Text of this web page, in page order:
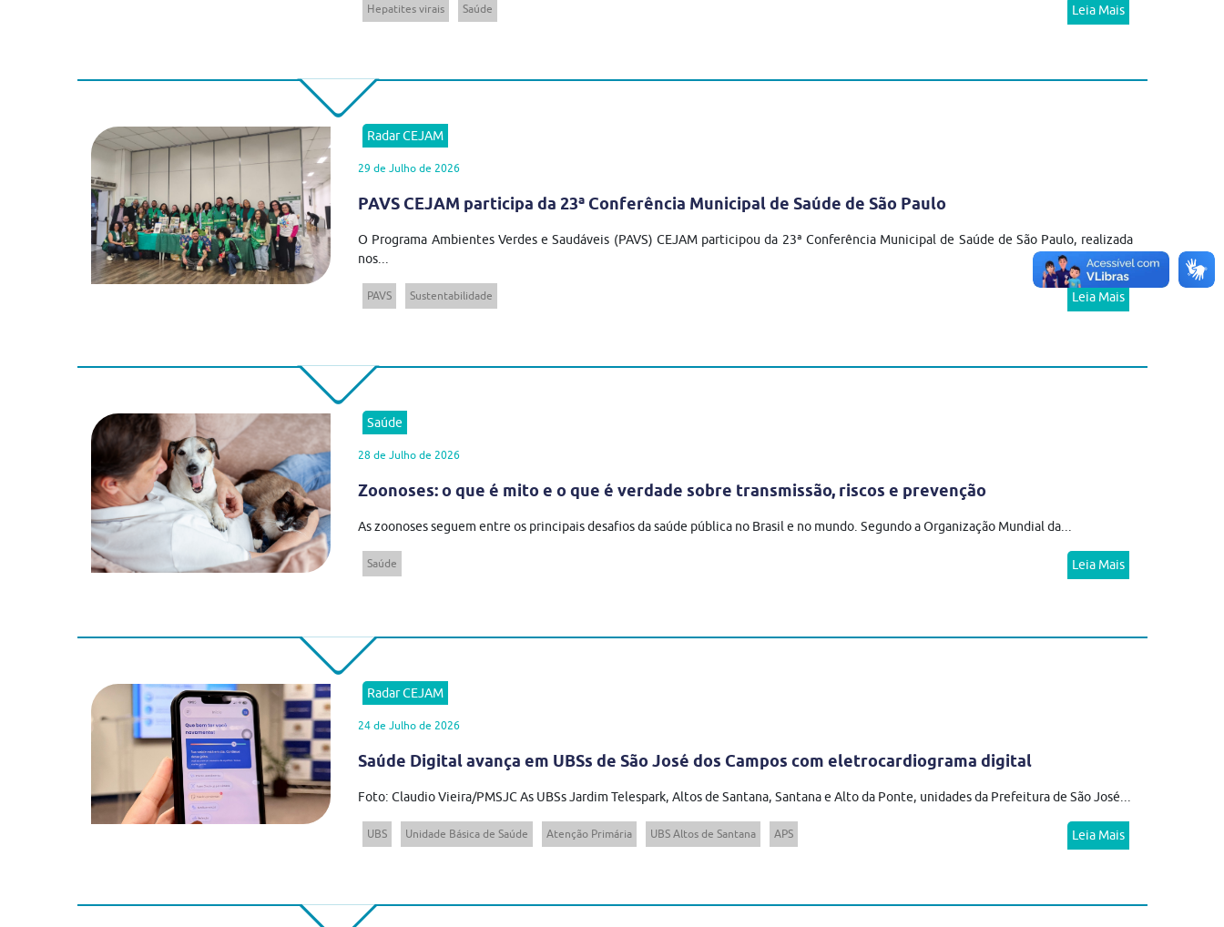
Hepatites virais Saúde Leia Mais
Radar CEJAM
29 de Julho de 2026
PAVS CEJAM participa da 23ª Conferência Municipal de Saúde de São Paulo
O Programa Ambientes Verdes e Saudáveis (PAVS) CEJAM participou da 23ª Conferência Municipal de Saúde de São Paulo, realizada
nos...
PAVS Sustentabilidade Leia Mais
Saúde
28 de Julho de 2026
Zoonoses: o que é mito e o que é verdade sobre transmissão, riscos e prevenção
As zoonoses seguem entre os principais desafios da saúde pública no Brasil e no mundo. Segundo a Organização Mundial da...
Saúde Leia Mais
Radar CEJAM
24 de Julho de 2026
Saúde Digital avança em UBSs de São José dos Campos com eletrocardiograma digital
Foto: Claudio Vieira/PMSJC As UBSs Jardim Telespark, Altos de Santana, Santana e Alto da Ponte, unidades da Prefeitura de São José...
UBS Unidade Básica de Saúde Atenção Primária UBS Altos de Santana APS Leia Mais